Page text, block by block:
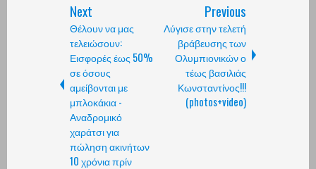
Next
Θέλουν να μας
τελειώσουν:
Εισφορές έως 50%
σε όσους
αμείβονται με
μπλοκάκια -
Αναδρομικό
χαράτσι για
πώληση ακινήτων
10 χρόνια πρίν
Previous
Λύγισε στην τελετή
βράβευσης των
Ολυμπιονικών ο
τέως βασιλιάς
Κωνσταντίνος!!!
(photos+video)